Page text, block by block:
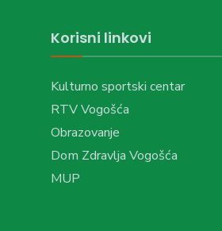
Korisni linkovi
Kulturno sportski centar
RTV Vogošća
Obrazovanje
Dom Zdravlja Vogošća
MUP